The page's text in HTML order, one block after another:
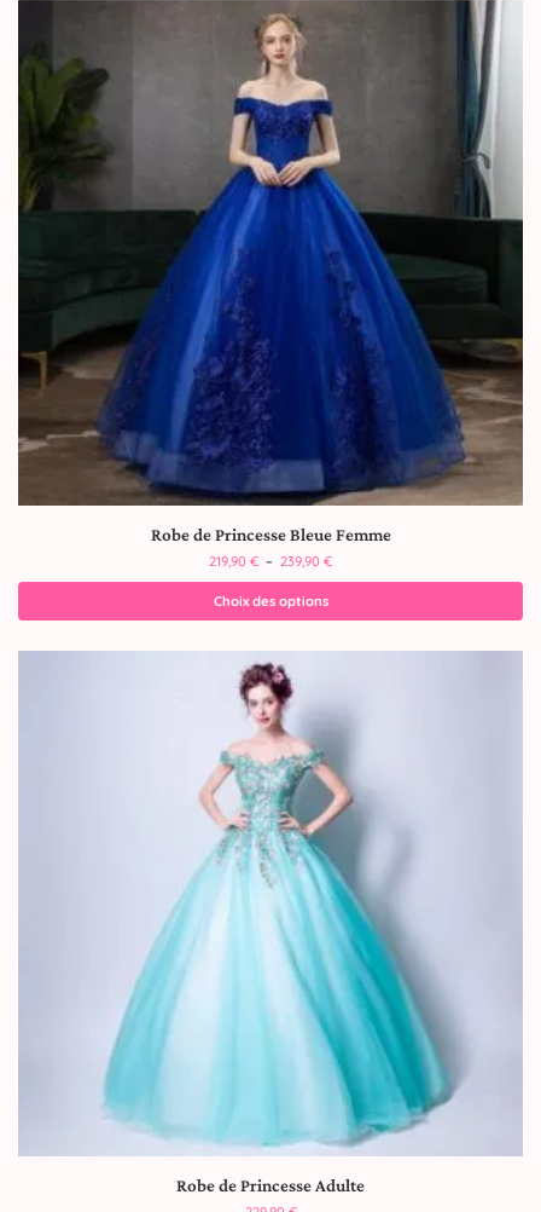
Robe de Princesse Bleue Femme
219,90 € – 239,90 €
Choix des options
Robe de Princesse Adulte